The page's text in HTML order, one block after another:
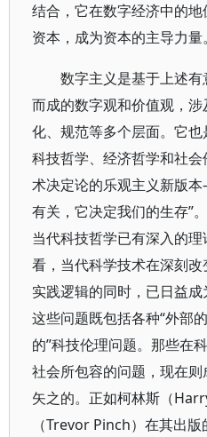
结合，它在数字经济中的
资本，成为资本的主导力量。
数字主义是基于上述
而成的数字观和价值观，
化、规范等多个层面。它也
科技哲学、经济哲学和社
术决定论的乐观主义新版
有关，它决定我们的生存”
当代科技哲学已有深入的
看，当代科学技术在深刻
实践逻辑的同时，已日益成
这些问题既包括各种“外部
的”科技伦理问题。那些在
社会所包容的问题，现在
矢之的。正如柯林斯（
（Trevor Pinch）在其出